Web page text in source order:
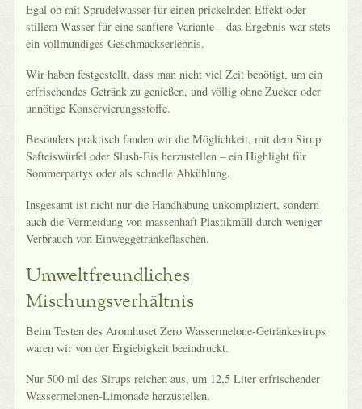
Egal ob mit Sprudelwasser für einen prickelnden Effekt oder
stillem Wasser für eine sanftere Variante – das Ergebnis war stets
ein vollmundiges Geschmackserlebnis.
Wir haben festgestellt, dass man nicht viel Zeit benötigt, um ein
erfrischendes Getränk zu genießen, und völlig ohne Zucker oder
unnötige Konservierungsstoffe.
Besonders praktisch fanden wir die Möglichkeit, mit dem Sirup
Safteiswürfel oder Slush-Eis herzustellen – ein Highlight für
Sommerpartys oder als schnelle Abkühlung.
Insgesamt ist nicht nur die Handhabung unkompliziert, sondern
auch die Vermeidung von massenhaft Plastikmüll durch weniger
Verbrauch von Einweggetränkeflaschen.
Umweltfreundliches
Mischungsverhältnis
Beim Testen des Aromhuset Zero Wassermelone-Getränkesirups
waren wir von der Ergiebigkeit beeindruckt.
Nur 500 ml des Sirups reichen aus, um 12,5 Liter erfrischender
Wassermelonen-Limonade herzustellen.